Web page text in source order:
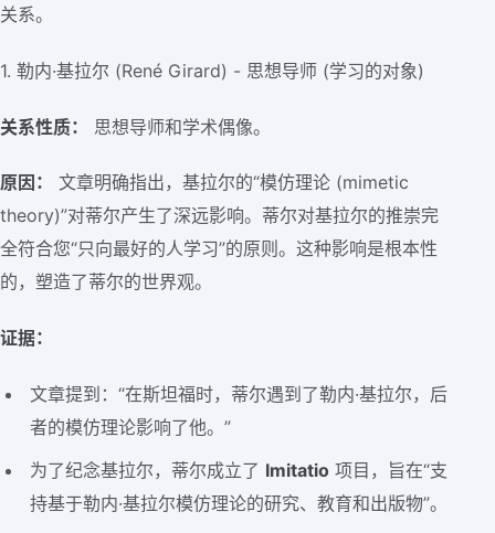
关系。
1. 勒内·基拉尔 (René Girard) - 思想导师 (学习的对象)
关系性质： 思想导师和学术偶像。
原因：
文章明确指出，基拉尔的“模仿理论 (mimetic
theory)”对蒂尔产生了深远影响。蒂尔对基拉尔的推崇完
全符合您“只向最好的人学习”的原则。这种影响是根本性
的，塑造了蒂尔的世界观。
证据：
文章提到：“在斯坦福时，蒂尔遇到了勒内·基拉尔，后
者的模仿理论影响了他。”
为了纪念基拉尔，蒂尔成立了 Imitatio 项目，旨在“支
持基于勒内·基拉尔模仿理论的研究、教育和出版物”。